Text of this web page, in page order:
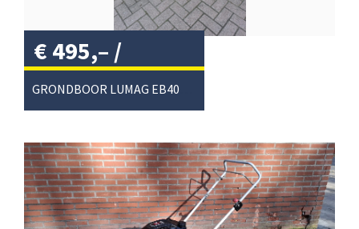
€ 495,– /